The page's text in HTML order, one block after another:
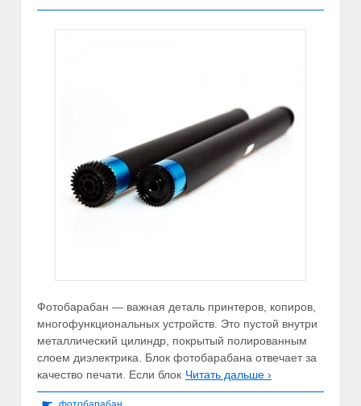
Фотобарабан — важная деталь принтеров, копиров,
многофункциональных устройств. Это пустой внутри
металлический цилиндр, покрытый полированным
слоем диэлектрика. Блок фотобарабана отвечает за
качество печати. Если блок Читать дальше ›